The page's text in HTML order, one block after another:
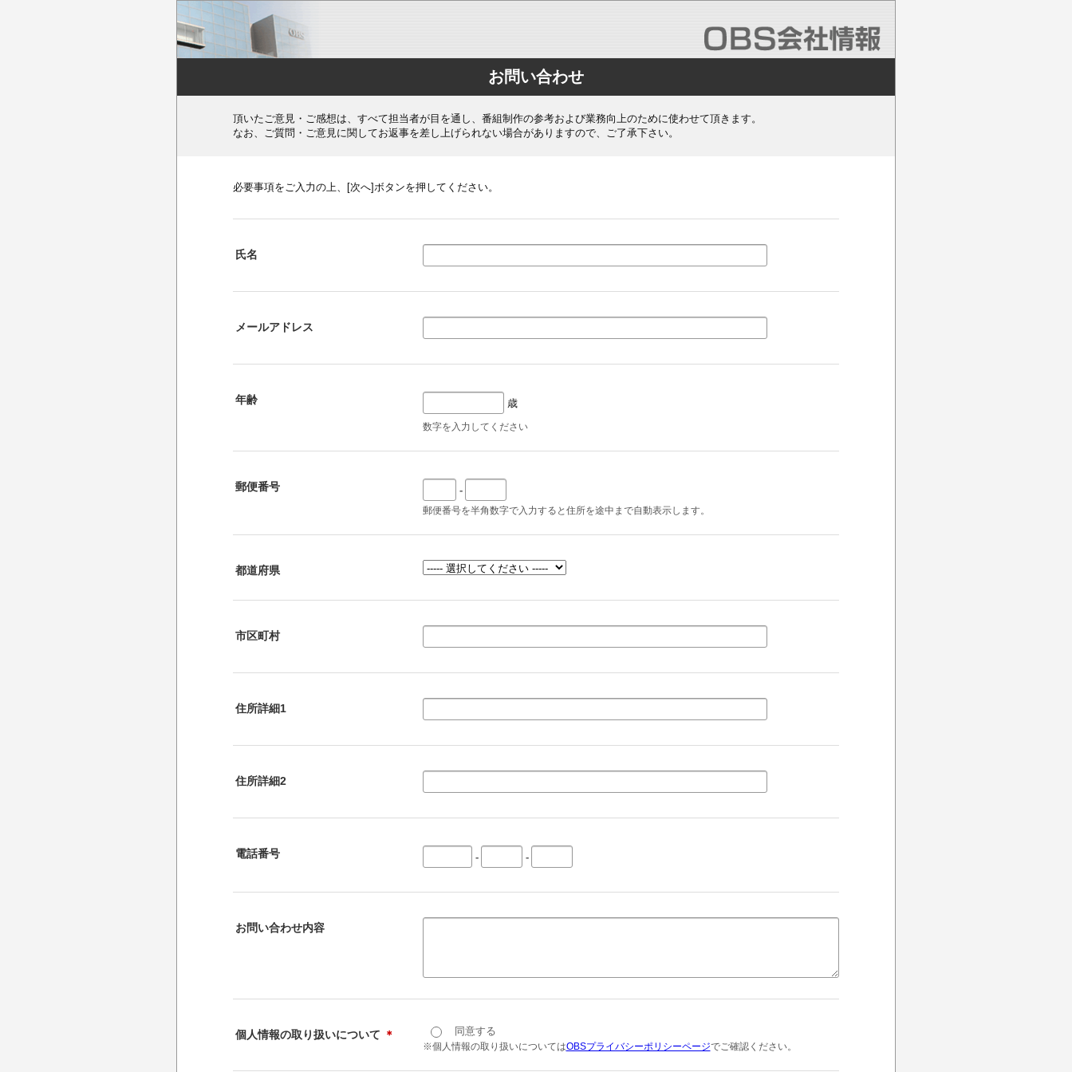
お問い合わせ
頂いたご意見・ご感想は、すべて担当者が目を通し、番組制作の参考および業務向上のために使わせて頂きます。
なお、ご質問・ご意見に関してお返事を差し上げられない場合がありますので、ご了承下さい。
必要事項をご入力の上、[次へ]ボタンを押してください。
氏名
メールアドレス
年齢 歳
数字を入力してください
郵便番号 -
郵便番号を半角数字で入力すると住所を途中まで自動表示します。
都道府県
市区町村
住所詳細1
住所詳細2
電話番号 - -
お問い合わせ内容
個人情報の取り扱いについて ＊ 同意する
※個人情報の取り扱いについてはOBSプライバシーポリシーページでご確認ください。